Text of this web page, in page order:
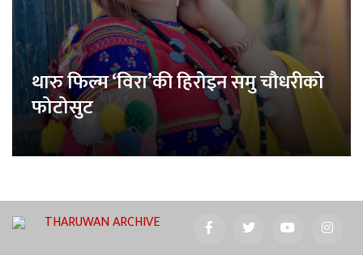
थारु फिल्म ‘विरा’की हिरोइन समु चौधरीको
फोटोसुट
THARUWAN ARCHIVE